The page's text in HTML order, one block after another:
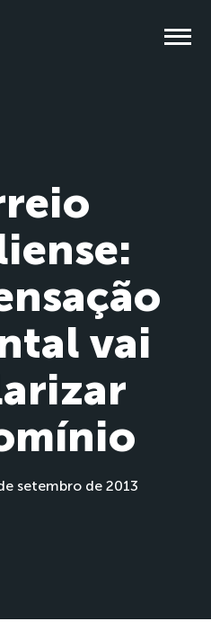
vai
setembro de 2013